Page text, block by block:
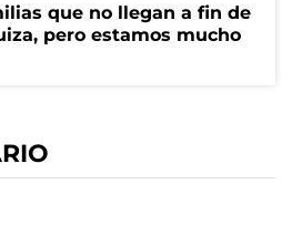
que no llegan a fin de
pero estamos mucho